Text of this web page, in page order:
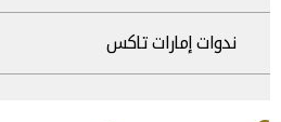
ندوات إمارات تاكس